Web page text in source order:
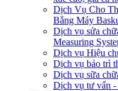
Dịch Vụ Cho
Bằng Máy
Dịch vụ sửa
Measuring
Dịch vụ Hiệu
Dịch vụ bảo trì
Dịch vụ sữa
Dịch vụ tư vấn -